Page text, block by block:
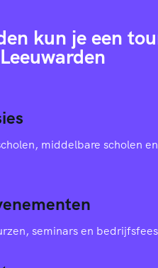
kun je een
middelbare scholen en
seminars en